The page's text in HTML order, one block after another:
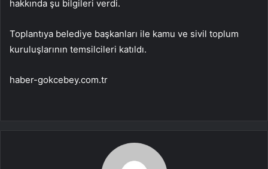
hakkında şu bilgileri verdi.
Toplantıya belediye başkanları ile kamu ve sivil toplum
kuruluşlarının temsilcileri katıldı.
haber-gokcebey.com.tr